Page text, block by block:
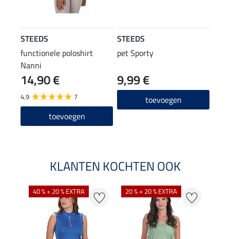
STEEDS
functionele poloshirt
Nanni
14,90 €
4.9 7
toevoegen
STEEDS
pet Sporty
9,99 €
toevoegen
KLANTEN KOCHTEN OOK
40 % + 20 % EXTRA 20 % + 20 % EXTRA